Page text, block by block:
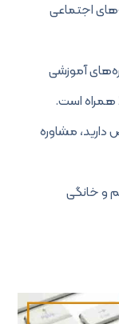
اجتماعی
آموزشی
همراه است.
دارید، مشاوره
و خانگی